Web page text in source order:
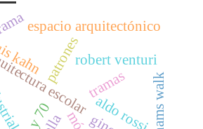
escolar
patrones tramas
aldo rossi
kahn robert venturi
espacio arquitectónico
odhams walk